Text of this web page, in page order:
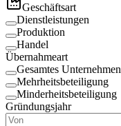
Geschäftsart
Dienstleistungen
Produktion
Handel
Übernahmeart
Gesamtes Unternehmen
Mehrheitsbeteiligung
Minderheitsbeteiligung
Gründungsjahr